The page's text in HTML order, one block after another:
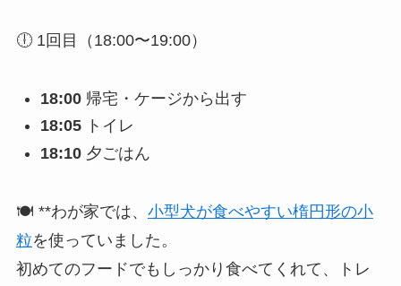
🕕 1回目（18:00〜19:00）
18:00帰宅・ケージから出す
18:05トイレ
18:10夕ごはん
🍽️ **わが家では、 小型犬が食べやすい楕円形の小
粒を使っていました。
初めてのフードでもしっかり食べてくれて、トレ